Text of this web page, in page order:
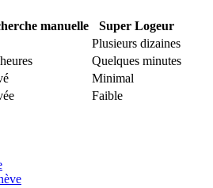
manuelle
Super Logeur
Plusieurs dizaines
Quelques minutes
Minimal
Faible